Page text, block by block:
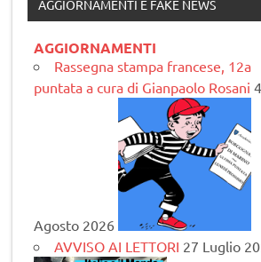
AGGIORNAMENTI E FAKE NEWS
AGGIORNAMENTI
Rassegna stampa francese, 12a
puntata a cura di Gianpaolo Rosani 4
Agosto 2026
AVVISO AI LETTORI 27 Luglio